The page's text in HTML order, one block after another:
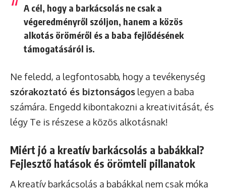
A cél, hogy a barkácsolás ne csak a
végeredményről szóljon, hanem a közös
alkotás öröméről és a baba fejlődésének
támogatásáról is.
Ne feledd, a legfontosabb, hogy a tevékenység
szórakoztató és biztonságos legyen a baba
számára. Engedd kibontakozni a kreativitását, és
légy Te is részese a közös alkotásnak!
Miért jó a kreatív barkácsolás a babákkal?
Fejlesztő hatások és örömteli pillanatok
A kreatív barkácsolás a babákkal nem csak móka